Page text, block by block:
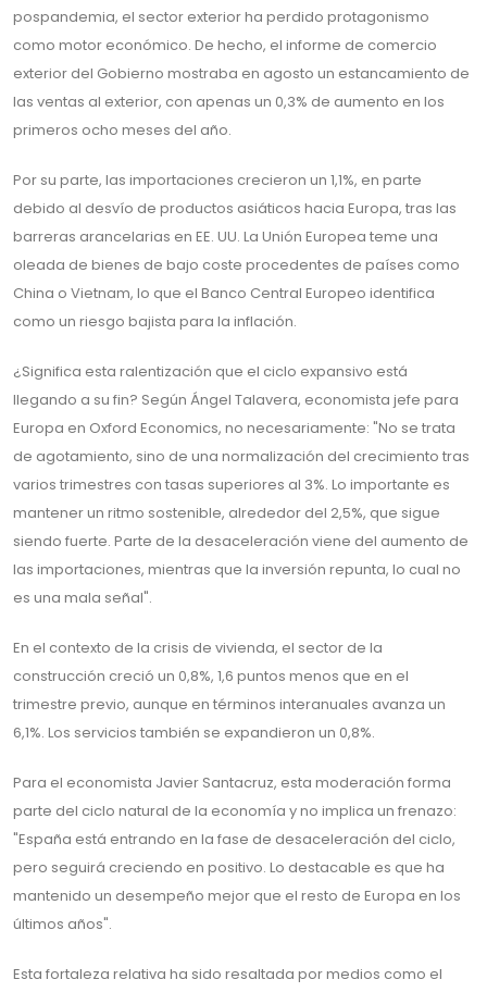
pospandemia, el sector exterior ha perdido protagonismo
como motor económico. De hecho, el informe de comercio
exterior del Gobierno mostraba en agosto un estancamiento de
las ventas al exterior, con apenas un 0,3% de aumento en los
primeros ocho meses del año.
Por su parte, las importaciones crecieron un 1,1%, en parte
debido al desvío de productos asiáticos hacia Europa, tras las
barreras arancelarias en EE. UU. La Unión Europea teme una
oleada de bienes de bajo coste procedentes de países como
China o Vietnam, lo que el Banco Central Europeo identifica
como un riesgo bajista para la inflación.
¿Significa esta ralentización que el ciclo expansivo está
llegando a su fin? Según Ángel Talavera, economista jefe para
Europa en Oxford Economics, no necesariamente: "No se trata
de agotamiento, sino de una normalización del crecimiento tras
varios trimestres con tasas superiores al 3%. Lo importante es
mantener un ritmo sostenible, alrededor del 2,5%, que sigue
siendo fuerte. Parte de la desaceleración viene del aumento de
las importaciones, mientras que la inversión repunta, lo cual no
es una mala señal".
En el contexto de la crisis de vivienda, el sector de la
construcción creció un 0,8%, 1,6 puntos menos que en el
trimestre previo, aunque en términos interanuales avanza un
6,1%. Los servicios también se expandieron un 0,8%.
Para el economista Javier Santacruz, esta moderación forma
parte del ciclo natural de la economía y no implica un frenazo:
"España está entrando en la fase de desaceleración del ciclo,
pero seguirá creciendo en positivo. Lo destacable es que ha
mantenido un desempeño mejor que el resto de Europa en los
últimos años".
Esta fortaleza relativa ha sido resaltada por medios como el